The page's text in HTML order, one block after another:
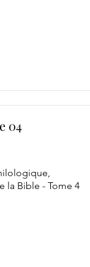
04
la Bible - Tome 4